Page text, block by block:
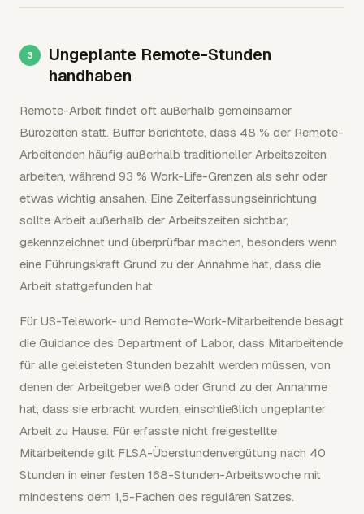
Ungeplante Remote-Stunden
handhaben
Remote-Arbeit findet oft außerhalb gemeinsamer
Bürozeiten statt. Buffer berichtete, dass 48 % der Remote-
Arbeitenden häufig außerhalb traditioneller Arbeitszeiten
arbeiten, während 93 % Work-Life-Grenzen als sehr oder
etwas wichtig ansahen. Eine Zeiterfassungseinrichtung
sollte Arbeit außerhalb der Arbeitszeiten sichtbar,
gekennzeichnet und überprüfbar machen, besonders wenn
eine Führungskraft Grund zu der Annahme hat, dass die
Arbeit stattgefunden hat.
Für US-Telework- und Remote-Work-Mitarbeitende besagt
die Guidance des Department of Labor, dass Mitarbeitende
für alle geleisteten Stunden bezahlt werden müssen, von
denen der Arbeitgeber weiß oder Grund zu der Annahme
hat, dass sie erbracht wurden, einschließlich ungeplanter
Arbeit zu Hause. Für erfasste nicht freigestellte
Mitarbeitende gilt FLSA-Überstundenvergütung nach 40
Stunden in einer festen 168-Stunden-Arbeitswoche mit
mindestens dem 1,5-Fachen des regulären Satzes.